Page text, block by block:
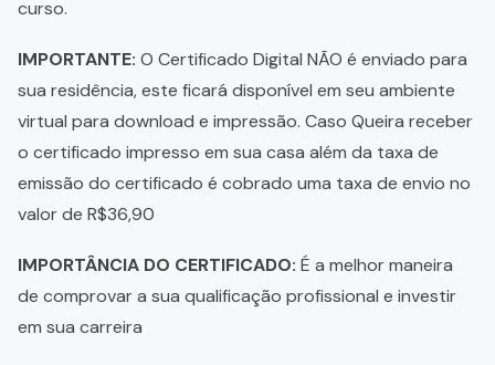
curso.
IMPORTANTE: O Certificado Digital NÃO é enviado para
sua residência, este ficará disponível em seu ambiente
virtual para download e impressão. Caso Queira receber
o certificado impresso em sua casa além da taxa de
emissão do certificado é cobrado uma taxa de envio no
valor de R$36,90
IMPORTÂNCIA DO CERTIFICADO: É a melhor maneira
de comprovar a sua qualificação profissional e investir
em sua carreira